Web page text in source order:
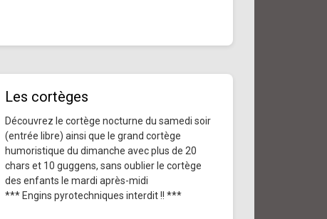
Les cortèges
Découvrez le cortège nocturne du samedi soir
(entrée libre) ainsi que le grand cortège
humoristique du dimanche avec plus de 20
chars et 10 guggens, sans oublier le cortège
des enfants le mardi après-midi
*** Engins pyrotechniques interdit !! ***